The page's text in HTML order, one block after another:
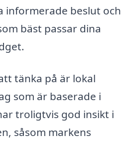
informerade beslut och
bäst passar dina
tänka på är lokal
som är baserade i
troligtvis god insikt i
såsom markens